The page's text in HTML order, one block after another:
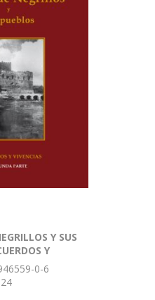
Y SUS
Y
PARTE
0-6